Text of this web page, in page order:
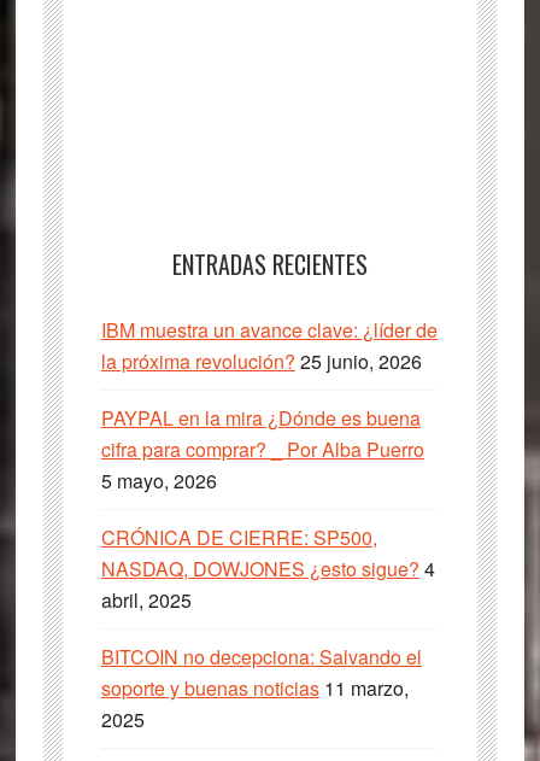
ENTRADAS RECIENTES
IBM muestra un avance clave: ¿líder de
la próxima revolución? 25 junio, 2026
PAYPAL en la mira ¿Dónde es buena
cifra para comprar? _ Por Alba Puerro
5 mayo, 2026
CRÓNICA DE CIERRE: SP500,
NASDAQ, DOWJONES ¿esto sigue? 4
abril, 2025
BITCOIN no decepciona: Salvando el
soporte y buenas noticias 11 marzo,
2025